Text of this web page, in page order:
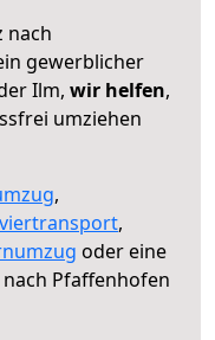
nach
gewerblicher
Ilm, wir helfen,
umziehen
,
,
oder eine
Pfaffenhofen